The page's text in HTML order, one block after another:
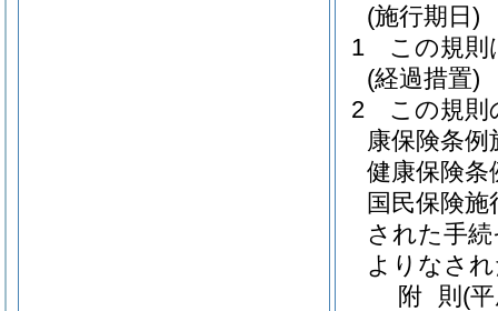
(施行期日)
1
この規則
(経過措置)
2
この規則
康保険条例
健康保険条
国民保険施
された手
よりなさ
附 則 (